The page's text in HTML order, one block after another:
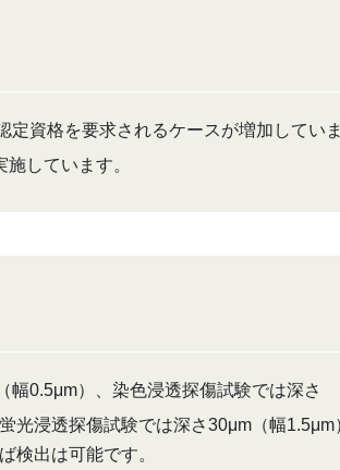
資格を要求されるケースが増加していま
しています。
0.5μm）、染色浸透探傷試験では深さ
光浸透探傷試験では深さ30μm（幅1.5μm
検出は可能です。